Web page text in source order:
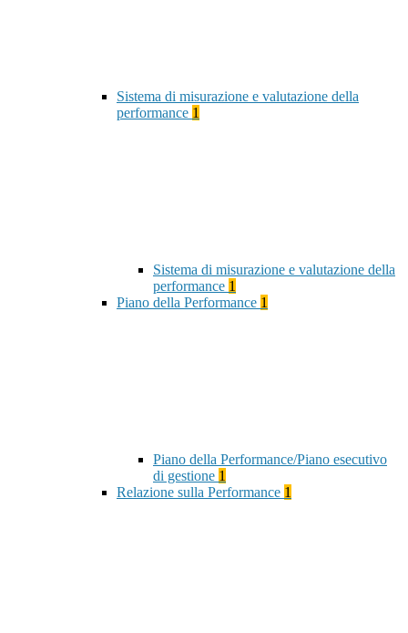
Sistema di misurazione e valutazione della
performance 1
Sistema di misurazione e valutazione della
performance 1
Piano della Performance 1
Piano della Performance/Piano esecutivo
di gestione 1
Relazione sulla Performance 1